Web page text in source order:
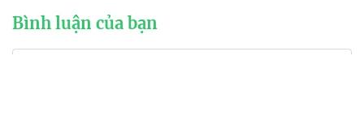
Bình luận của bạn